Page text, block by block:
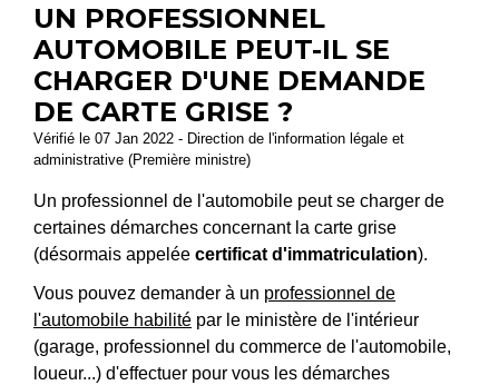
UN PROFESSIONNEL
AUTOMOBILE PEUT-IL SE
CHARGER D'UNE DEMANDE
DE CARTE GRISE ?
Vérifié le 07 Jan 2022 - Direction de l'information légale et
administrative (Première ministre)
Un professionnel de l'automobile peut se charger de
certaines démarches concernant la carte grise
(désormais appelée certificat d'immatriculation).
Vous pouvez demander à un professionnel de
l'automobile habilité par le ministère de l'intérieur
(garage, professionnel du commerce de l'automobile,
loueur...) d'effectuer pour vous les démarches